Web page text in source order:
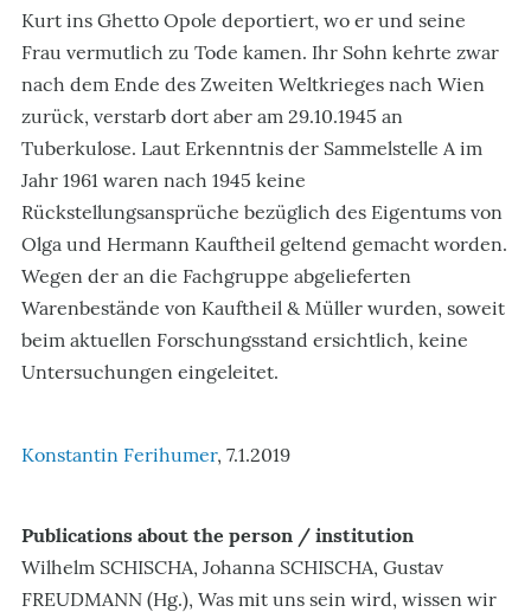
Kurt ins Ghetto Opole deportiert, wo er und seine
Frau vermutlich zu Tode kamen. Ihr Sohn kehrte zwar
nach dem Ende des Zweiten Weltkrieges nach Wien
zurück, verstarb dort aber am 29.10.1945 an
Tuberkulose. Laut Erkenntnis der Sammelstelle A im
Jahr 1961 waren nach 1945 keine
Rückstellungsansprüche bezüglich des Eigentums von
Olga und Hermann Kauftheil geltend gemacht worden.
Wegen der an die Fachgruppe abgelieferten
Warenbestände von Kauftheil & Müller wurden, soweit
beim aktuellen Forschungsstand ersichtlich, keine
Untersuchungen eingeleitet.
Konstantin Ferihumer, 7.1.2019
Publications about the person / institution
Wilhelm SCHISCHA, Johanna SCHISCHA, Gustav
FREUDMANN (Hg.), Was mit uns sein wird, wissen wir